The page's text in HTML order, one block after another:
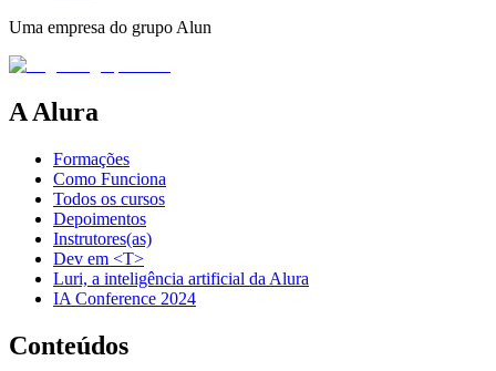
Uma empresa do grupo Alun
A Alura
Formações
Como Funciona
Todos os cursos
Depoimentos
Instrutores(as)
Dev em <T>
Luri, a inteligência artificial da Alura
IA Conference 2024
Conteúdos